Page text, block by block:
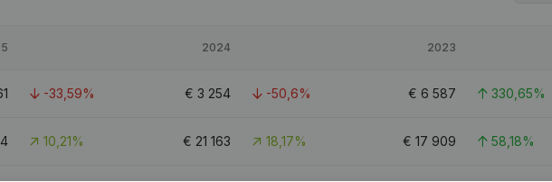
2024 2023
-33,59% € 3 254 -50,6% € 6 587 330,65%
10,21% € 21 163 18,17% € 17 909 58,18%